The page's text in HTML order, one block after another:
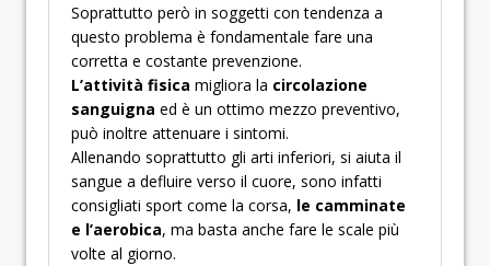
Soprattutto però in soggetti con tendenza a
questo problema è fondamentale fare una
corretta e costante prevenzione.
L’attività fisica migliora la circolazione
sanguigna ed è un ottimo mezzo preventivo,
può inoltre attenuare i sintomi.
Allenando soprattutto gli arti inferiori, si aiuta il
sangue a defluire verso il cuore, sono infatti
consigliati sport come la corsa, le camminate
e l’aerobica, ma basta anche fare le scale più
volte al giorno.